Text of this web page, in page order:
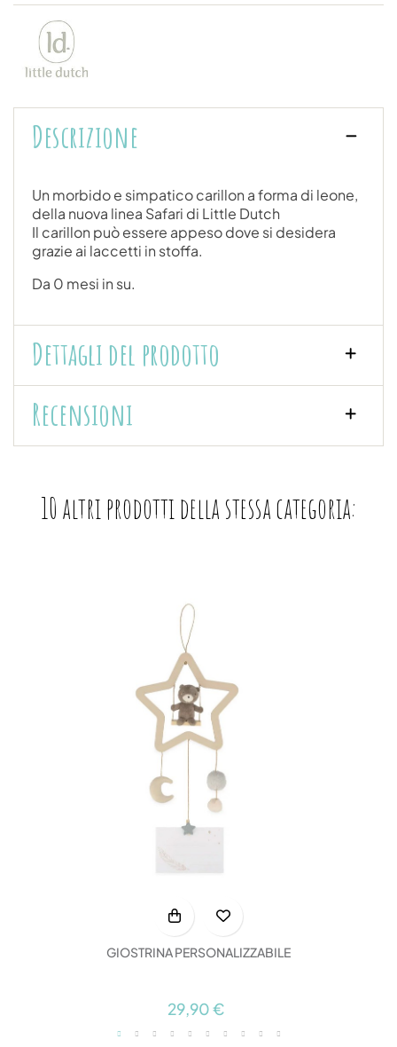
Descrizione
Un morbido e simpatico carillon a forma di leone,
della nuova linea Safari di Little Dutch
Il carillon può essere appeso dove si desidera
grazie ai laccetti in stoffa.
Da 0 mesi in su.
Dettagli del prodotto
Recensioni
10 altri prodotti della stessa categoria:
GIOSTRINA PERSONALIZZABILE
29,90 €